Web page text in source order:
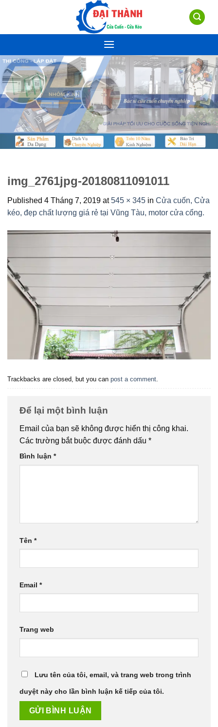
img_2761jpg-20180811091011
Published 4 Tháng 7, 2019 at545 × 345 in Cửa cuốn, Cửa
kéo, đẹp chất lượng giá rẻ tại Vũng Tàu, motor cửa cổng.
Trackbacks are closed, but you can post a comment.
Để lại một bình luận
Email của bạn sẽ không được hiển thị công khai.
Các trường bắt buộc được đánh dấu *
Bình luận *
Tên *
Email *
Trang web
Lưu tên của tôi, email, và trang web trong trình
duyệt này cho lần bình luận kế tiếp của tôi.